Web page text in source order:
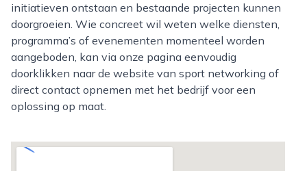
initiatieven ontstaan en bestaande projecten kunnen
doorgroeien. Wie concreet wil weten welke diensten,
programma’s of evenementen momenteel worden
aangeboden, kan via onze pagina eenvoudig
doorklikken naar de website van sport networking of
direct contact opnemen met het bedrijf voor een
oplossing op maat.